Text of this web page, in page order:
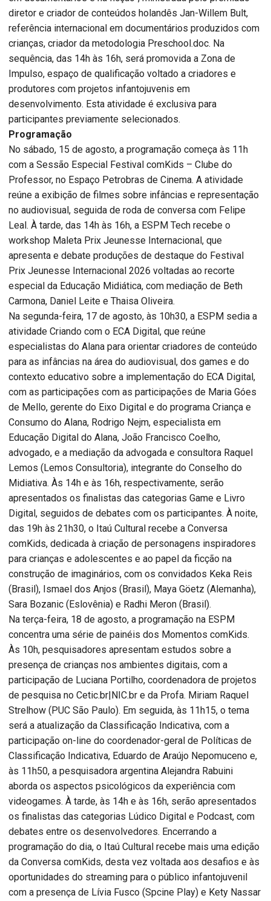
diretor e criador de conteúdos holandês Jan-Willem Bult,
referência internacional em documentários produzidos com
crianças, criador da metodologia Preschool.doc. Na
sequência, das 14h às 16h, será promovida a Zona de
Impulso, espaço de qualificação voltado a criadores e
produtores com projetos infantojuvenis em
desenvolvimento. Esta atividade é exclusiva para
participantes previamente selecionados.
Programação
No sábado, 15 de agosto, a programação começa às 11h
com a Sessão Especial Festival comKids – Clube do
Professor, no Espaço Petrobras de Cinema. A atividade
reúne a exibição de filmes sobre infâncias e representação
no audiovisual, seguida de roda de conversa com Felipe
Leal. À tarde, das 14h às 16h, a ESPM Tech recebe o
workshop Maleta Prix Jeunesse Internacional, que
apresenta e debate produções de destaque do Festival
Prix Jeunesse Internacional 2026 voltadas ao recorte
especial da Educação Midiática, com mediação de Beth
Carmona, Daniel Leite e Thaisa Oliveira.
Na segunda-feira, 17 de agosto, às 10h30, a ESPM sedia a
atividade Criando com o ECA Digital, que reúne
especialistas do Alana para orientar criadores de conteúdo
para as infâncias na área do audiovisual, dos games e do
contexto educativo sobre a implementação do ECA Digital,
com as participações com as participações de Maria Góes
de Mello, gerente do Eixo Digital e do programa Criança e
Consumo do Alana, Rodrigo Nejm, especialista em
Educação Digital do Alana, João Francisco Coelho,
advogado, e a mediação da advogada e consultora Raquel
Lemos (Lemos Consultoria), integrante do Conselho do
Midiativa. Às 14h e às 16h, respectivamente, serão
apresentados os finalistas das categorias Game e Livro
Digital, seguidos de debates com os participantes. À noite,
das 19h às 21h30, o Itaú Cultural recebe a Conversa
comKids, dedicada à criação de personagens inspiradores
para crianças e adolescentes e ao papel da ficção na
construção de imaginários, com os convidados Keka Reis
(Brasil), Ismael dos Anjos (Brasil), Maya Göetz (Alemanha),
Sara Bozanic (Eslovênia) e Radhi Meron (Brasil).
Na terça-feira, 18 de agosto, a programação na ESPM
concentra uma série de painéis dos Momentos comKids.
Às 10h, pesquisadores apresentam estudos sobre a
presença de crianças nos ambientes digitais, com a
participação de Luciana Portilho, coordenadora de projetos
de pesquisa no Cetic.br|NIC.br e da Profa. Miriam Raquel
Strelhow (PUC São Paulo). Em seguida, às 11h15, o tema
será a atualização da Classificação Indicativa, com a
participação on-line do coordenador-geral de Políticas de
Classificação Indicativa, Eduardo de Araújo Nepomuceno e,
às 11h50, a pesquisadora argentina Alejandra Rabuini
aborda os aspectos psicológicos da experiência com
videogames. À tarde, às 14h e às 16h, serão apresentados
os finalistas das categorias Lúdico Digital e Podcast, com
debates entre os desenvolvedores. Encerrando a
programação do dia, o Itaú Cultural recebe mais uma edição
da Conversa comKids, desta vez voltada aos desafios e às
oportunidades do streaming para o público infantojuvenil
com a presença de Lívia Fusco (Spcine Play) e Kety Nassar